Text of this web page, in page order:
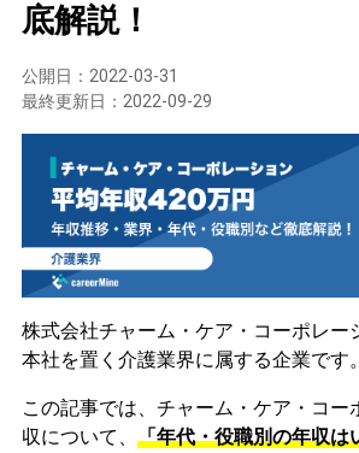
底解説！
公開日： 2022-03-31
最終更新日： 2022-09-29
株式会社チャーム・ケア・コーポレー
本社を置く介護業界に属する企業です。
この記事では、チャーム・ケア・コー
収について、 「年代・役職別の年収は